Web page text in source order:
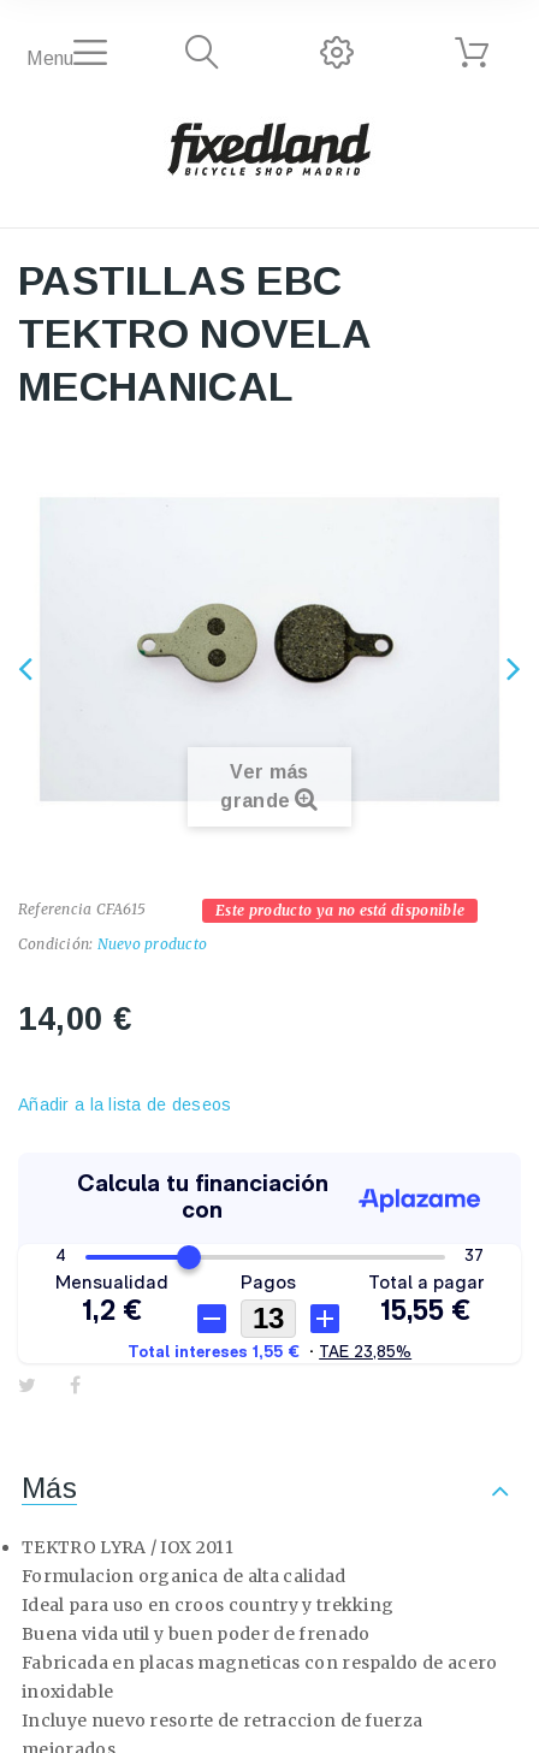
Menu
PASTILLAS EBC
TEKTRO NOVELA
MECHANICAL
Ver más
grande
Referencia CFA615
Condición: Nuevo producto
Este producto ya no está disponible
14,00 €
Añadir a la lista de deseos
Más
TEKTRO LYRA / IOX 2011
Formulacion organica de alta calidad
Ideal para uso en croos country y trekking
Buena vida util y buen poder de frenado
Fabricada en placas magneticas con respaldo de acero
inoxidable
Incluye nuevo resorte de retraccion de fuerza